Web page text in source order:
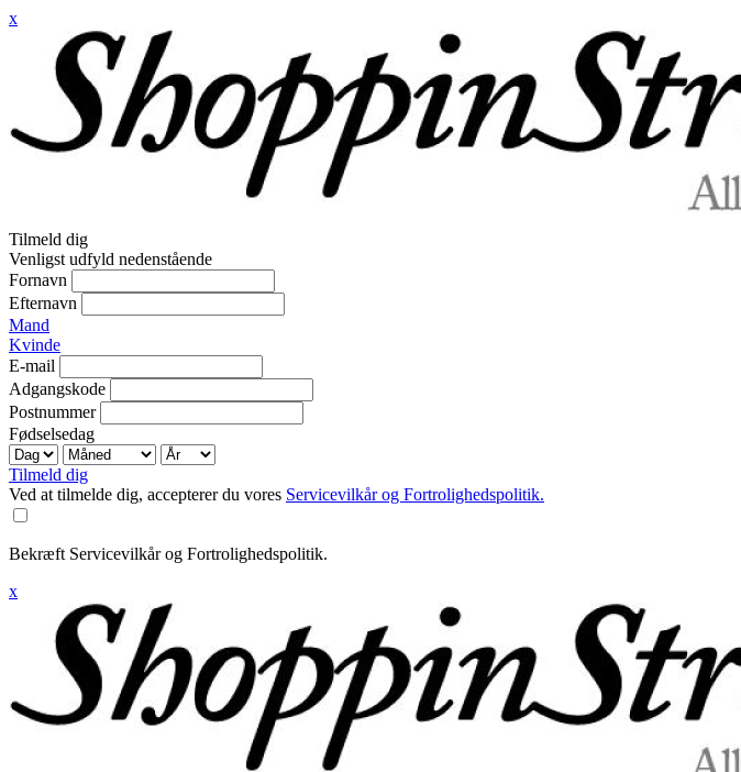
x
Tilmeld dig
Venligst udfyld nedenstående
Fornavn
Efternavn
Mand
Kvinde
E-mail
Adgangskode
Postnummer
Fødselsedag
Tilmeld dig
Ved at tilmelde dig, accepterer du vores Servicevilkår og Fortrolighedspolitik.
Bekræft Servicevilkår og Fortrolighedspolitik.
x